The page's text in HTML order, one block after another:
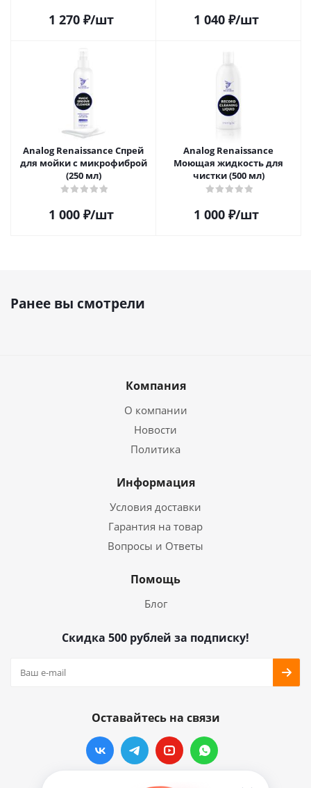
1 270₽/шт 1 040₽/шт
Analog Renaissance Спрей
для мойки с микрофиброй
(250 мл)
1 000₽/шт
Analog Renaissance
Моющая жидкость для
чистки (500 мл)
1 000₽/шт
Ранее вы смотрели
Компания
О компании
Новости
Политика
Информация
Условия доставки
Гарантия на товар
Вопросы и Ответы
Помощь
Блог
Скидка 500 рублей за подписку!
Оставайтесь на связи